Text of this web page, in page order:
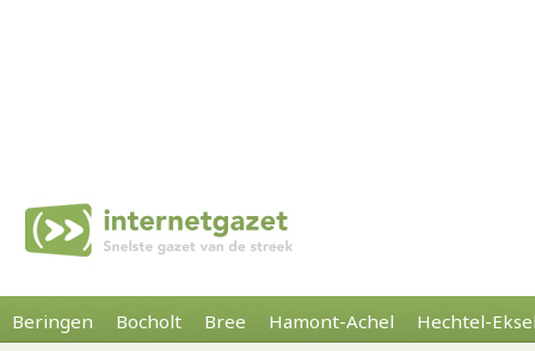
Beringen Bocholt Bree Hamont-Achel Hechtel-